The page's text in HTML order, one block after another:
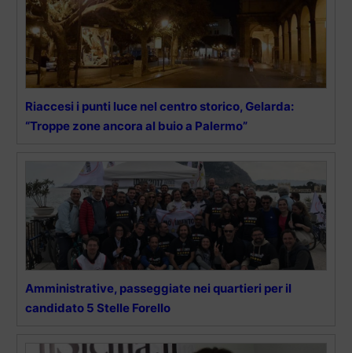
Riaccesi i punti luce nel centro storico, Gelarda:
“Troppe zone ancora al buio a Palermo”
Amministrative, passeggiate nei quartieri per il
candidato 5 Stelle Forello